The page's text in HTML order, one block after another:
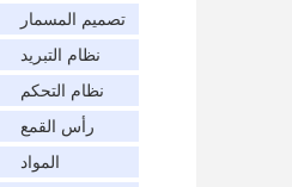
تصميم المسمار
نظام التبريد
نظام التحكم
رأس القمع
المواد